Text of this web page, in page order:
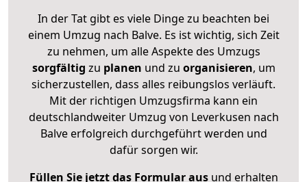
In der Tat gibt es viele Dinge zu beachten bei
einem Umzug nach Balve. Es ist wichtig, sich Zeit
zu nehmen, um alle Aspekte des Umzugs
sorgfältig zu planen und zu organisieren, um
sicherzustellen, dass alles reibungslos verläuft.
Mit der richtigen Umzugsfirma kann ein
deutschlandweiter Umzug von Leverkusen nach
Balve erfolgreich durchgeführt werden und
dafür sorgen wir.
Füllen Sie jetzt das Formular ausund erhalten